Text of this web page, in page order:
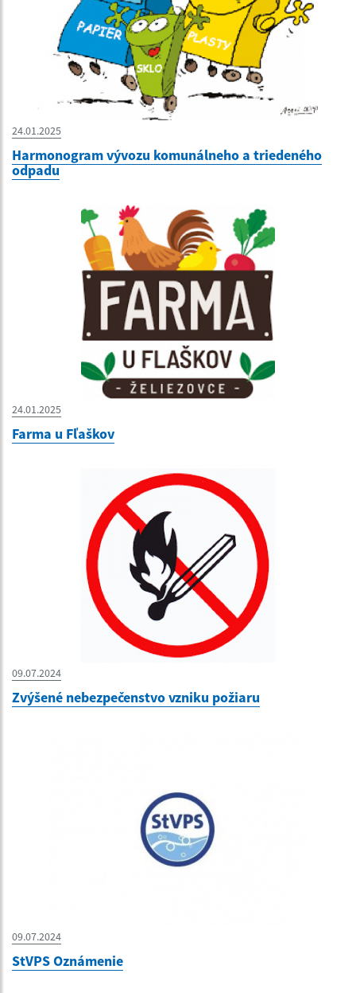
24.01.2025
Harmonogram vývozu komunálneho a triedeného
odpadu
24.01.2025
Farma u Fľaškov
09.07.2024
Zvýšené nebezpečenstvo vzniku požiaru
09.07.2024
StVPS Oznámenie